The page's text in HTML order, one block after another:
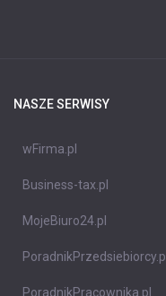
NASZE SERWISY
wFirma.pl
Business-tax.pl
MojeBiuro24.pl
PoradnikPrzedsiebiorcy.pl
PoradnikPracownika.pl